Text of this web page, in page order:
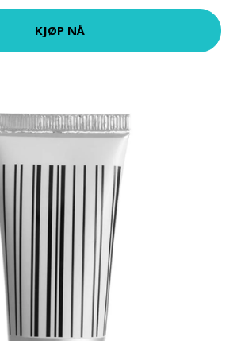
KJØP NÅ